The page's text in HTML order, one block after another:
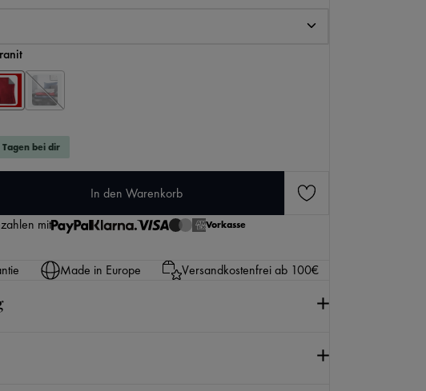
bei dir
Gib den gewünschten Wert ein oder benutze die
In den Warenkorb
mit
Vorkasse
Made in Europe Versandkostenfrei ab 100€